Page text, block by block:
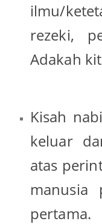
ilmu/
rezeki,
Adakah
Kisah
keluar
atas
manusia
pertama.